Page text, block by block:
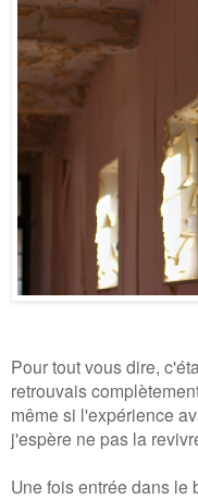
Pour tout vous dire,
retrouvais
même si l'expérience
j'espère ne pas la
Une fois entrée dans le